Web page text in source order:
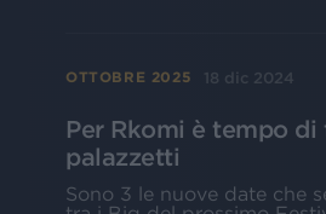
OTTOBRE 2025 18 dic 2024
Per Rkomi è tempo
palazzetti
Sono 3 le nuove date che